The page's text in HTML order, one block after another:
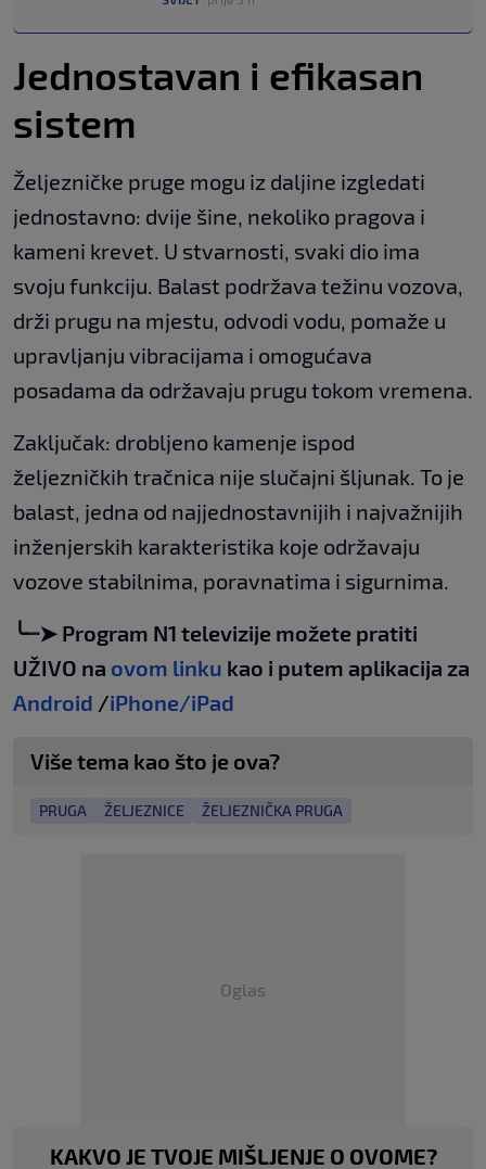
Jednostavan i efikasan
sistem
Željezničke pruge mogu iz daljine izgledati
jednostavno: dvije šine, nekoliko pragova i
kameni krevet. U stvarnosti, svaki dio ima
svoju funkciju. Balast podržava težinu vozova,
drži prugu na mjestu, odvodi vodu, pomaže u
upravljanju vibracijama i omogućava
posadama da održavaju prugu tokom vremena.
Zaključak: drobljeno kamenje ispod
željezničkih tračnica nije slučajni šljunak. To je
balast, jedna od najjednostavnijih i najvažnijih
inženjerskih karakteristika koje održavaju
vozove stabilnima, poravnatima i sigurnima.
╰┈➤ Program N1 televizije možete pratiti
UŽIVO na ovom linku kao i putem aplikacija za
Android /iPhone/iPad
Više tema kao što je ova?
PRUGA ŽELJEZNICE ŽELJEZNIČKA PRUGA
Oglas
KAKVO JE TVOJE MIŠLJENJE O OVOME?